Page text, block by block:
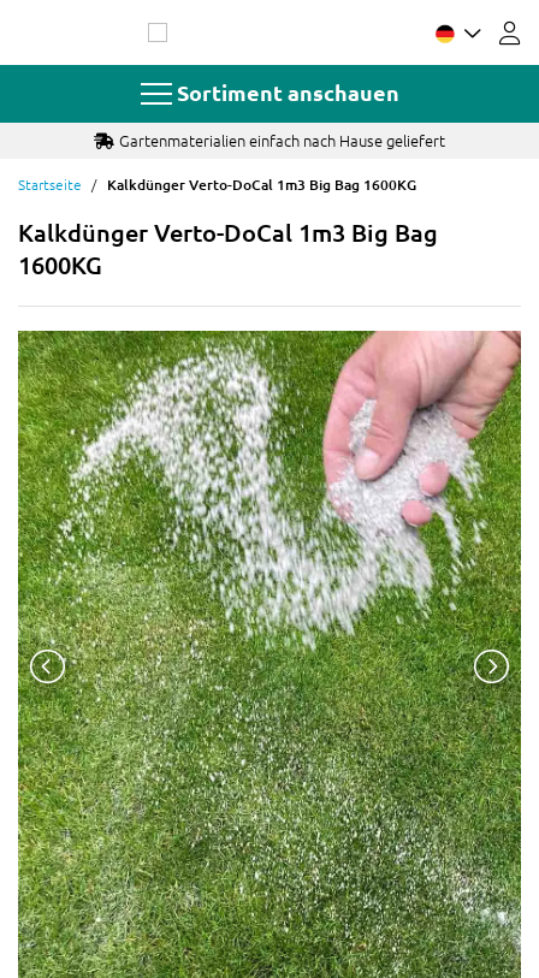
springen
Sortiment anschauen
Gartenmaterialien einfach nach Hause geliefert
Startseite Kalkdünger Verto-DoCal 1m3 Big Bag 1600KG
Kalkdünger Verto-DoCal 1m3 Big Bag
1600KG